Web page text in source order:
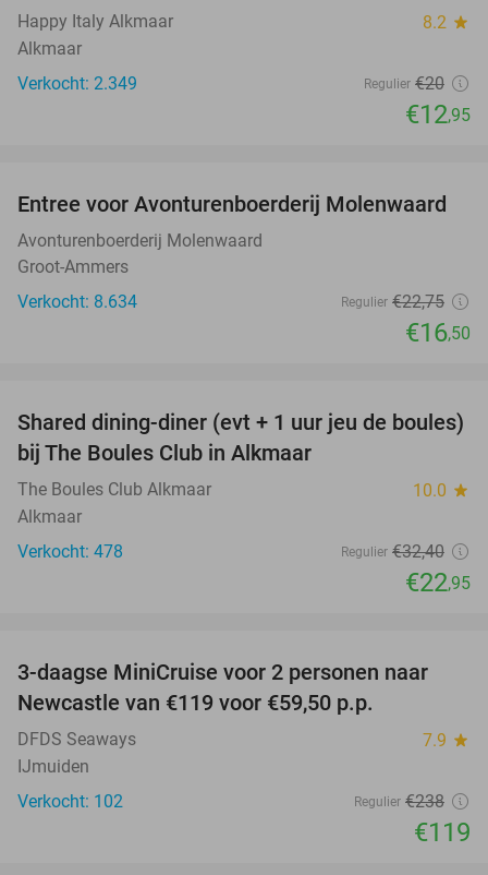
Happy Italy Alkmaar 8.2 star
Alkmaar
Verkocht: 2.349
Regulier €20
€12,95
27%
Entree voor Avonturenboerderij Molenwaard
Avonturenboerderij Molenwaard
Groot-Ammers
Verkocht: 8.634
Regulier €22,75
€16,50
29%
Shared dining-diner (evt + 1 uur jeu de boules)
bij The Boules Club in Alkmaar
The Boules Club Alkmaar 10.0 star
Alkmaar
Verkocht: 478
Regulier €32,40
€22,95
50%
3-daagse MiniCruise voor 2 personen naar
Newcastle van €119 voor €59,50 p.p.
DFDS Seaways 7.9 star
IJmuiden
Verkocht: 102
Regulier €238
€119